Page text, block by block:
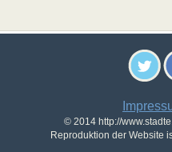
© 2014 http://
Reproduktion der Website